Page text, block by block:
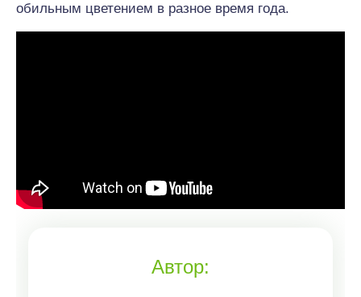
обильным цветением в разное время года.
Автор: